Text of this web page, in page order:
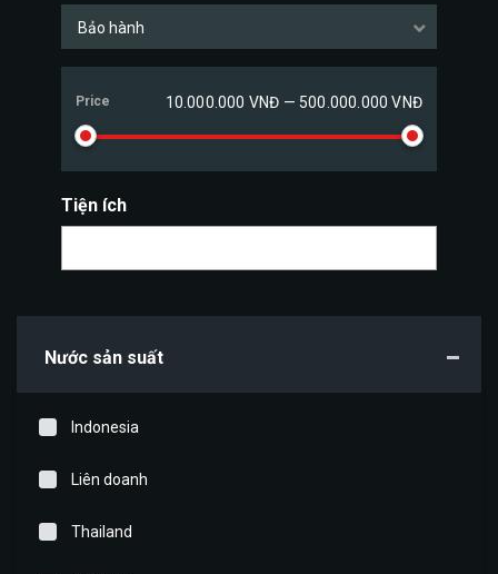
Bảo hành
Price 10.000.000 VNĐ — 500.000.000 VNĐ
Tiện ích
Nước sản suất
Indonesia
Liên doanh
Thailand